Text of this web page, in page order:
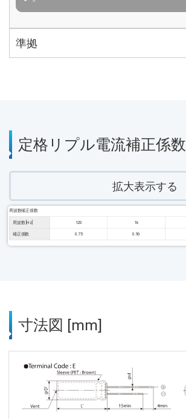
準拠
定格リプル電流補正係数
拡大表示する
周波数補正係数
周波数 [Hz] 120 1k
補正係数 0.75 0.90
寸法図 [mm]